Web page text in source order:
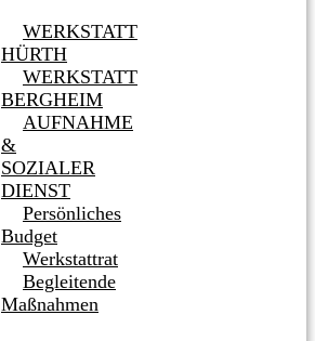
WERKSTATT
HÜRTH
WERKSTATT
BERGHEIM
AUFNAHME
&
SOZIALER
DIENST
Persönliches
Budget
Werkstattrat
Begleitende
Maßnahmen